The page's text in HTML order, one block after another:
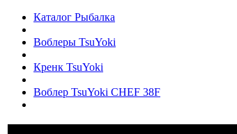
Каталог Рыбалка
Воблеры TsuYoki
Кренк TsuYoki
Воблер TsuYoki CHEF 38F